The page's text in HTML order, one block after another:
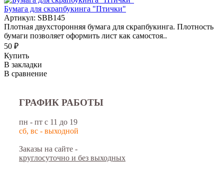
Бумага для скрапбукинга "Птички"
Артикул: SBB145
Плотная двухсторонняя бумага для скрапбукинга. Плотность
бумаги позволяет оформить лист как самостоя..
50 ₽
Купить
В закладки
В сравнение
ГРАФИК РАБОТЫ
пн - пт с 11 до 19
сб, вс - выходной
Заказы на сайте -
круглосуточно и без выходных